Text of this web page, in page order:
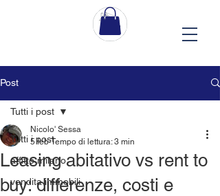
Post
Tutti i post
affitto milano
vendita immobili
Tutti i post
Leasing abitativo vs rent to
buy: differenze, costi e
Nicolo' Sessa
5 feb Tempo di lettura: 3 min